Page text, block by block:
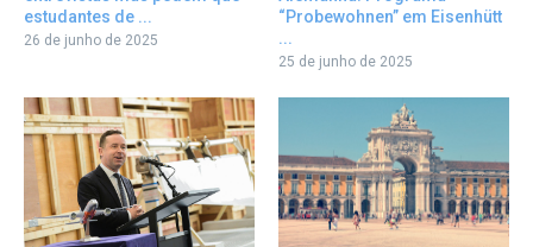
estudantes de ...
26 de junho de 2025
“Probewohnen” em Eisenhütt
...
25 de junho de 2025